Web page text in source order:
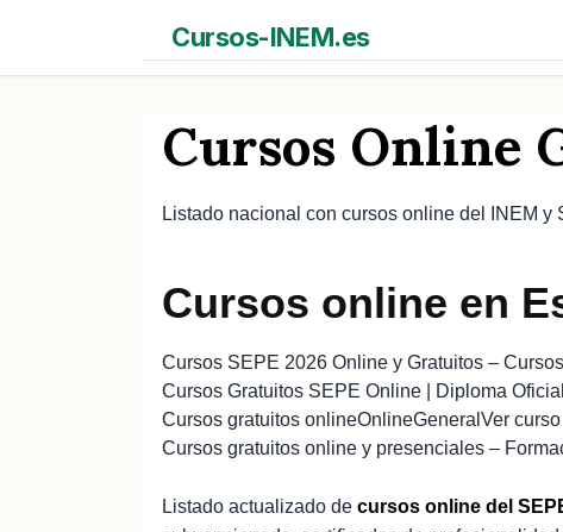
Cursos-INEM.es
Cursos Online
Listado nacional con cursos online del INEM
Cursos online en
Cursos SEPE 2026 Online y Gratuitos –
Cursos Gratuitos SEPE Online | Diploma
Cursos gratuitos onlineOnlineGeneral Ver curso
Cursos gratuitos online y presenciales –
Listado actualizado de cursos online del